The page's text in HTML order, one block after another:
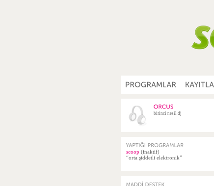
birinci nesil dj
scoop (inaktif)
“orta şiddetli elektronik”